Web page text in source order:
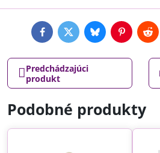
FacebookTwitterBlueskyPinterest
Predchádzajúci
produkt
Podobné produkty